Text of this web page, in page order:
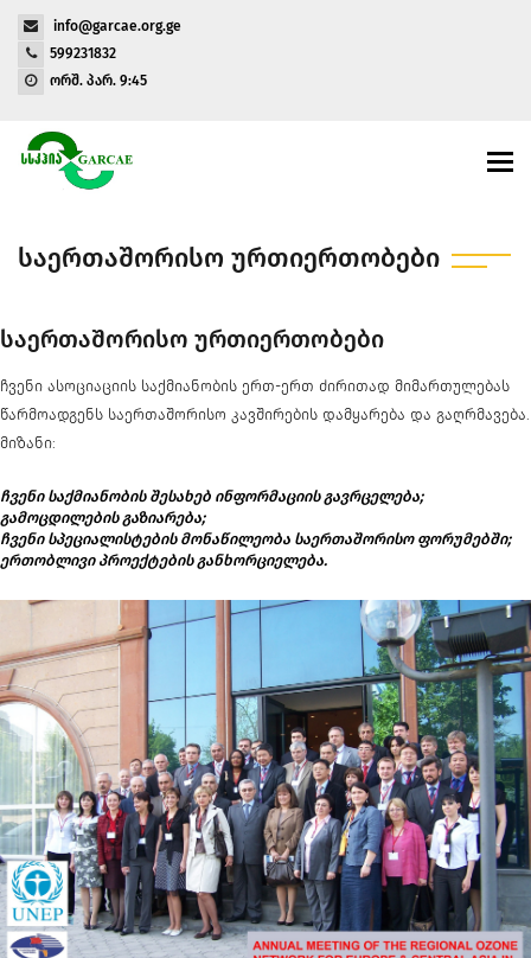
info@garcae.org.ge
599231832
ორშ. პარ. 9:45
ᲡᲐᲔᲠᲗᲐᲨᲝᲠᲘᲡᲝ ᲣᲠᲗᲘᲔᲠᲗᲝᲑᲔᲑᲘ
საერთაშორისო ურთიერთობები
ჩვენი ასოციაციის საქმიანობის ერთ-ერთ ძირითად მიმართულებას
წარმოადგენს საერთაშორისო კავშირების დამყარება და გაღრმავება.
მიზანი:
ჩვენი საქმიანობის შესახებ ინფორმაციის გავრცელება;
გამოცდილების გაზიარება;
ჩვენი სპეციალისტების მონაწილეობა საერთაშორისო ფორუმებში;
ერთობლივი პროექტების განხორციელება.